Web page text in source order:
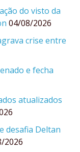
do visto da
04/08/2026
crise entre
e fecha
atualizados
desafia Deltan
2026